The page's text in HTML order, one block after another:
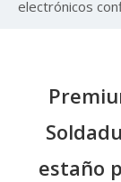
electrónicos
estaño